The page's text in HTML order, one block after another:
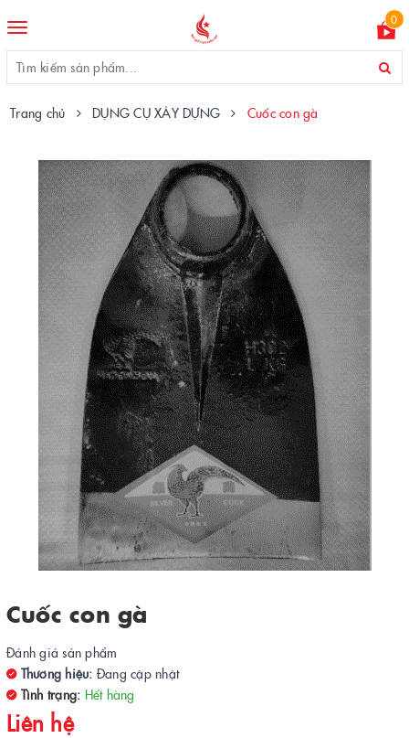
Toggle
navigation
0
Trang chủ DỤNG CỤ XÂY DỰNG Cuốc con gà
Cuốc con gà
Đánh giá sản phẩm
Thương hiệu: Đang cập nhật
Tình trạng: Hết hàng
Liên hệ